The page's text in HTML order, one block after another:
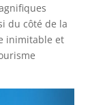
du côté de la
inimitable et